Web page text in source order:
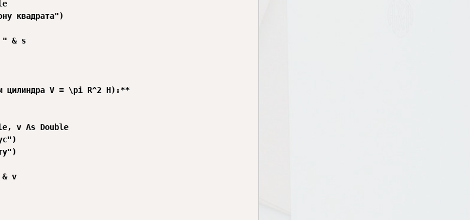
квадрата")
" & s
цилиндра V = \pi R^2 H):**
v As Double
& v